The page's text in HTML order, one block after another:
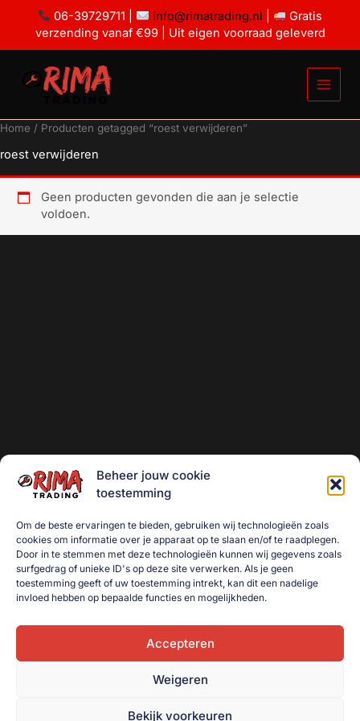
06-39729711 | info@rimatrading.nl
Gratis
verzending vanaf €99 | Uit eigen voorraad geleverd
Beheer jouw cookie
toestemming
Om de beste ervaringen te bieden, gebruiken wij technologieën zoals
cookies om informatie over je apparaat op te slaan en/of te raadplegen.
Door in te stemmen met deze technologieën kunnen wij gegevens zoals
surfgedrag of unieke ID's op deze site verwerken. Als je geen
toestemming geeft of uw toestemming intrekt, kan dit een nadelige
invloed hebben op bepaalde functies en mogelijkheden.
Accepteren
Weigeren
Bekijk voorkeuren
Home / Producten getagged “roest verwijderen”
roest verwijderen
Geen producten gevonden die aan je selectie
voldoen.